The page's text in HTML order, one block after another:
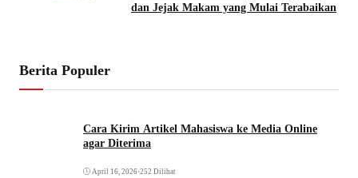
dan Jejak Makam yang Mulai Terabaikan
Berita Populer
Cara Kirim Artikel Mahasiswa ke Media Online
agar Diterima
April 16, 2026•252 Dilihat